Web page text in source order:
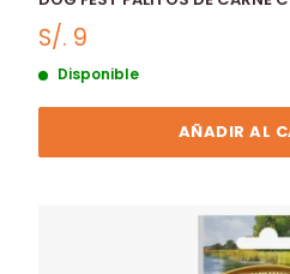
S/. 9
Disponible
AÑADIR AL